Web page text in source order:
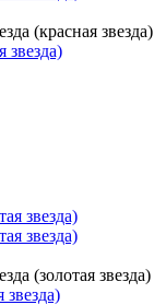
(красная звезда)
звезда)
(золотая звезда)